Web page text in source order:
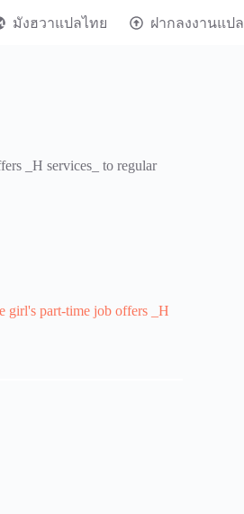
มังฮวาแปลไทย ฝากลงงานแปล
_H services_ to regular
girl's part-time job offers _H